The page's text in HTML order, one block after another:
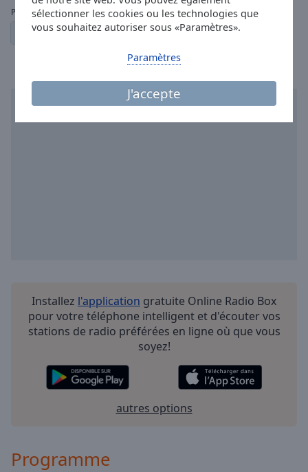
sélectionner les cookies ou les technologies que
vous souhaitez autoriser sous «Paramètres».
J'accepte
Paramètres
Pages:
2 3 4 5 6 ← Précédent Suivant →
Installez l'application gratuite Online Radio Box
pour votre téléphone intelligent et d'écouter vos
stations de radio préférées en ligne où que vous
soyez!
autres options
Programme